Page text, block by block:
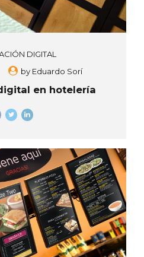
DIGITAL
by Eduardo Sorí
en hotelería